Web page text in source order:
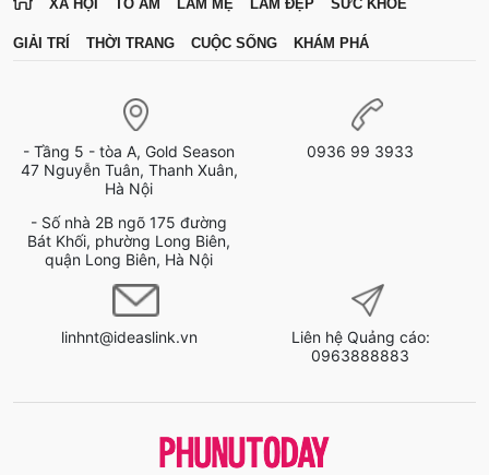
XÃ HỘI TỔ ẤM LÀM MẸ LÀM ĐẸP SỨC KHỎE
GIẢI TRÍ THỜI TRANG CUỘC SỐNG KHÁM PHÁ
- Tầng 5 - tòa A, Gold Season
47 Nguyễn Tuân, Thanh Xuân,
Hà Nội
- Số nhà 2B ngõ 175 đường
Bát Khối, phường Long Biên,
quận Long Biên, Hà Nội
0936 99 3933
linhnt@ideaslink.vn
Liên hệ Quảng cáo:
0963888883